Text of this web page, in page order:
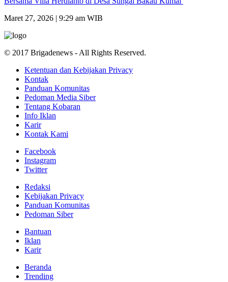
Maret 27, 2026 | 9:29 am WIB
© 2017 Brigadenews - All Rights Reserved.
Ketentuan dan Kebijakan Privacy
Kontak
Panduan Komunitas
Pedoman Media Siber
Tentang Kobaran
Info Iklan
Karir
Kontak Kami
Facebook
Instagram
Twitter
Redaksi
Kebijakan Privacy
Panduan Komunitas
Pedoman Siber
Bantuan
Iklan
Karir
Beranda
Trending